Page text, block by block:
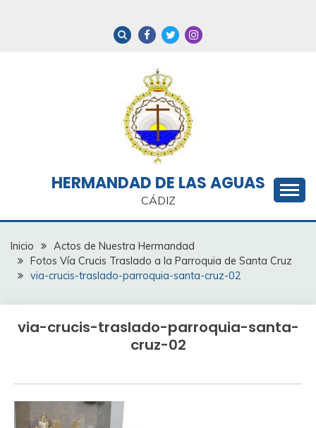
HERMANDAD DE LAS AGUAS
CÁDIZ
Inicio
Actos de Nuestra Hermandad
Fotos Vía Crucis Traslado a la Parroquia de Santa Cruz
via-crucis-traslado-parroquia-santa-cruz-02
via-crucis-traslado-parroquia-santa-
cruz-02